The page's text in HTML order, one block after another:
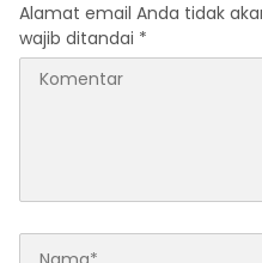
Alamat email Anda tidak
wajib ditandai *